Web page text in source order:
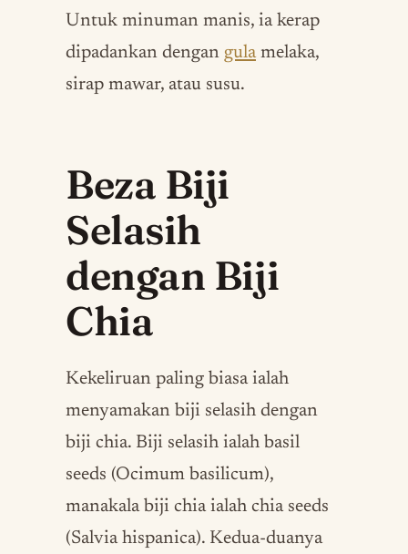
Untuk minuman manis, ia kerap
dipadankan dengan gulamelaka,
sirap mawar, atau susu.
Beza Biji
Selasih
dengan Biji
Chia
Kekeliruan paling biasa ialah
menyamakan biji selasih dengan
biji chia. Biji selasih ialah basil
seeds (Ocimum basilicum),
manakala biji chia ialah chia seeds
(Salvia hispanica). Kedua-duanya